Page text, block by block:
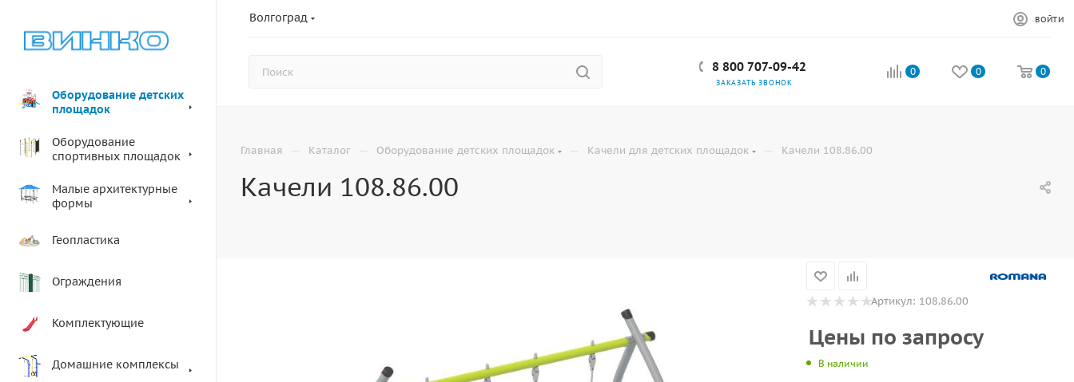
Волгоград ВОЙТИ
8 800 707-09-42
ЗАКАЗАТЬ ЗВОНОК
0 0 0
Оборудование детских
площадок
Оборудование
спортивных площадок
Малые архитектурные
формы
Геопластика
Ограждения
Комплектующие
Домашние комплексы
Главная — Каталог — Оборудование детских площадок — Качели для детских площадок — Качели 108.86.00
Качели 108.86.00
Артикул: 108.86.00
Цены по запросу
В наличии